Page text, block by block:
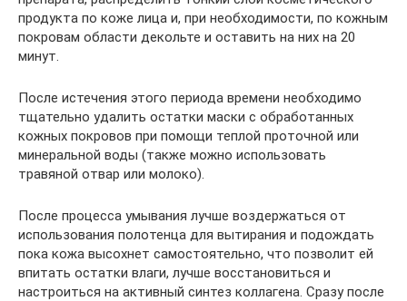
продукта по коже лица и, при необходимости, по кожным
покровам области декольте и оставить на них на 20
минут.
После истечения этого периода времени необходимо
тщательно удалить остатки маски с обработанных
кожных покровов при помощи теплой проточной или
минеральной воды (также можно использовать
травяной отвар или молоко).
После процесса умывания лучше воздержаться от
использования полотенца для вытирания и подождать
пока кожа высохнет самостоятельно, что позволит ей
впитать остатки влаги, лучше восстановиться и
настроиться на активный синтез коллагена. Сразу после